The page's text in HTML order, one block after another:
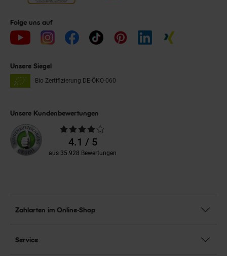
Folge uns auf
Unsere Siegel
Bio Zertifizierung DE-ÖKO-060
Unsere Kundenbewertungen
Durchschnittliche
Bewertungen4.1 / 5
aus 35.928 Bewertungen
Zahlarten im Online-Shop
Service